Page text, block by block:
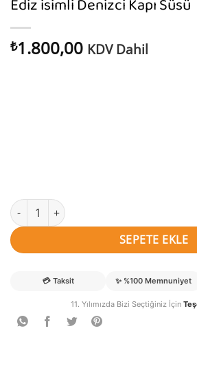
Ediz isimli Denizci Kapı Süsü
₺1.800,00 KDV Dahil
Ediz isimli Denizci Kapı Süsü adet
SEPETE EKLE
💳 Taksit ✨ %100 Memnuniyet
11. Yılımızda Bizi Seçtiğiniz İçin